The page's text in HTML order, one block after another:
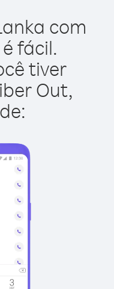
com
fácil.
tiver
Out,